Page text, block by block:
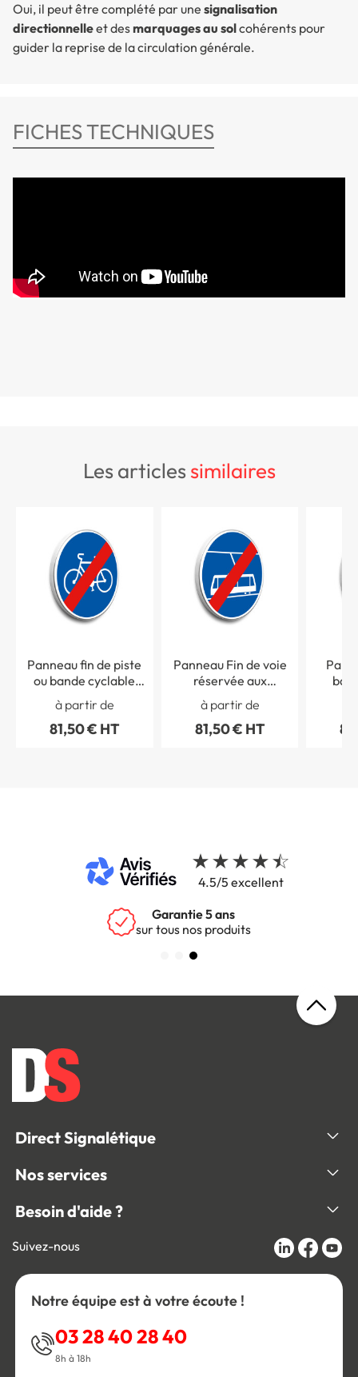
Oui, il peut être complété par une signalisation
directionnelleet desmarquages au solcohérents pour
guider la reprise de la circulation générale.
FICHES TECHNIQUES
les articlessimilaires
Panneau fin de piste
ou bande cyclable
obligatoire - B40
à partir de
81,50 € HT
Panneau Fin de voie
réservée aux
tramways - B45b
à partir de
81,50 € HT
4.5/5 excellent
Garantie 5 ans
sur tous nos produits
Direct Signalétique
Nos services
Besoin d'aide ?
Suivez-nous
Notre équipe est à votre écoute !
03 28 40 28 40
8h à 18h